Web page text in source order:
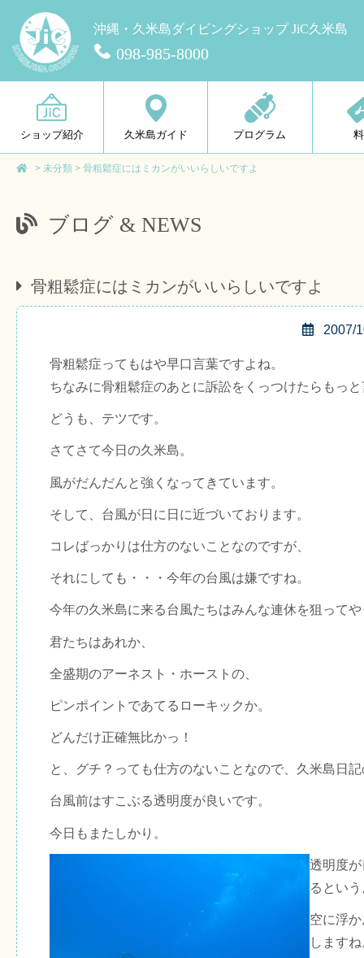
沖縄・久米島ダイビングショップ JiC久米島
098-985-8000
ショップ紹介 久米島ガイド プログラム
> 未分類 > 骨粗鬆症にはミカンがいいらしいですよ
ブログ & NEWS
骨粗鬆症にはミカンがいいらしいですよ
2007/
骨粗鬆症ってもはや早口言葉ですよね。
ちなみに骨粗鬆症のあとに訴訟をくっつけたらもっ
どうも、テツです。
さてさて今日の久米島。
風がだんだんと強くなってきています。
そして、台風が日に日に近づいております。
コレばっかりは仕方のないことなのですが、
それにしても・・・今年の台風は嫌ですね。
今年の久米島に来る台風たちはみんな連休を狙って
君たちはあれか、
全盛期のアーネスト・ホーストの、
ピンポイントであてるローキックか。
どんだけ正確無比かっ！
と、グチ？っても仕方のないことなので、久米島日
台風前はすこぶる透明度が良いです。
今日もまたしかり。
透明度
るとい
空に浮
します